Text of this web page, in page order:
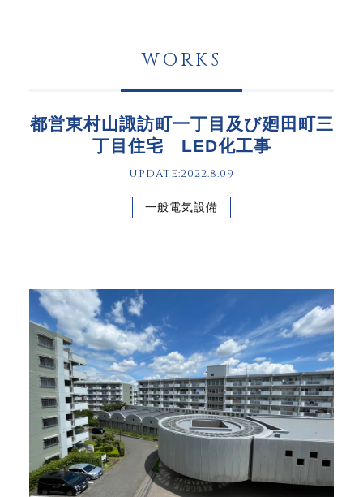
WORKS
都営東村山諏訪町一丁目及び廻田町三
丁目住宅 LED化工事
UPDATE:2022.8.09
一般電気設備